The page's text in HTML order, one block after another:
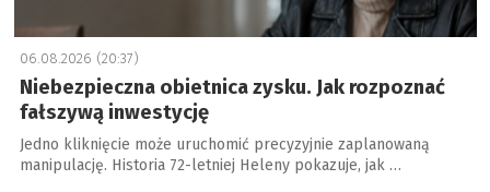
06.08.2026 (20:37)
Niebezpieczna obietnica zysku. Jak rozpoznać
fałszywą inwestycję
Jedno kliknięcie może uruchomić precyzyjnie zaplanowaną
manipulację. Historia 72-letniej Heleny pokazuje, jak …